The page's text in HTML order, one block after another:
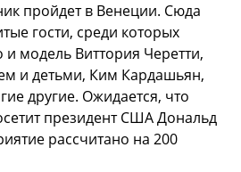
пройдет в Венеции. Сюда
гости, среди которых
модель Виттория Черетти,
и детьми, Ким Кардашьян,
другие. Ожидается, что
президент США Дональд
рассчитано на 200